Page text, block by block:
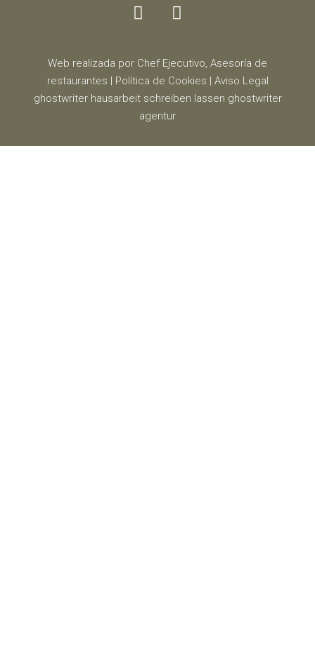
Web realizada por Chef Ejecutivo, Asesoría de
restaurantes | Política de Cookies | Aviso Legal
ghostwriter hausarbeit schreiben lassen ghostwriter
agentur